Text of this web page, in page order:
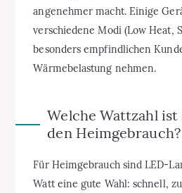
angenehmer macht. Einige
verschiedene Modi (Low Heat,
besonders empfindlichen
Wärmebelastung nehmen.
Welche Wattzahl
den Heimgebrauch?
Für Heimgebrauch sind LED-
Watt eine gute Wahl: schnell,